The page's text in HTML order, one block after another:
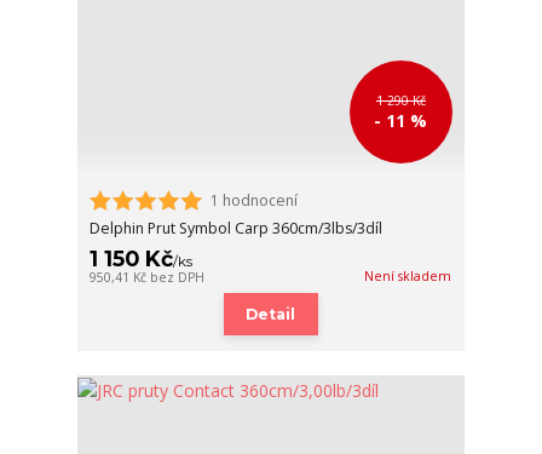
1 290 Kč
- 11 %
1 hodnocení
Delphin Prut Symbol Carp 360cm/3lbs/3díl
1 150 Kč/ks
950,41 Kč bez DPH Není skladem
Detail